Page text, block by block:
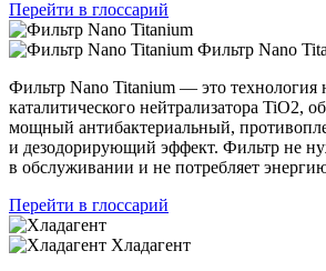
Перейти в глоссарий
Фильтр Nano
Фильтр Nano Titanium — это технология
каталитического нейтрализатора TiO2,
мощный антибактериальный,
и дезодорирующий эффект. Фильтр не
в обслуживании и не потребляет
Перейти в глоссарий
Хладагент